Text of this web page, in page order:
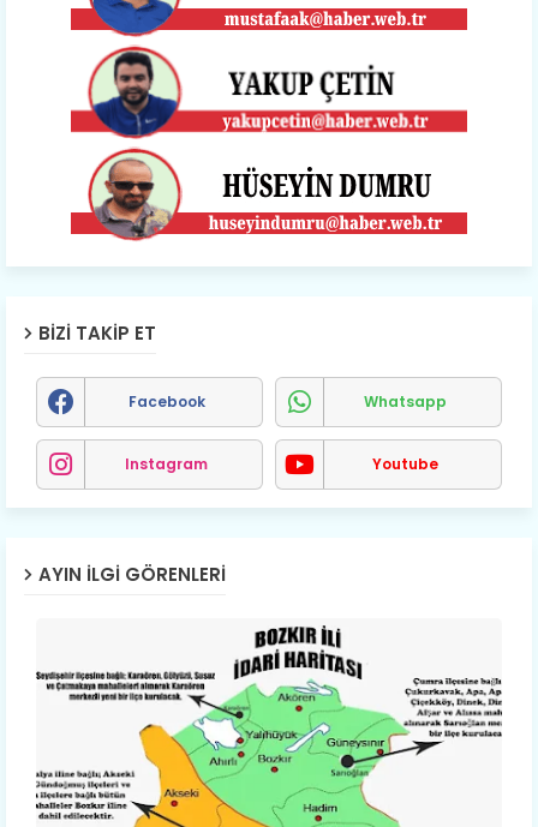
BIZI TAKIP ET
Facebook Whatsapp
Instagram Youtube
AYIN İLGI GÖRENLERI